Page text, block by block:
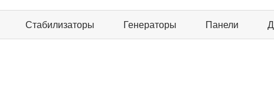
Стабилизаторы Генераторы Панели